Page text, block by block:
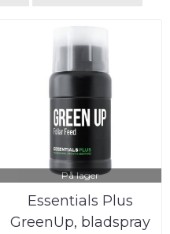
På lager
Essentials Plus
GreenUp, bladspray